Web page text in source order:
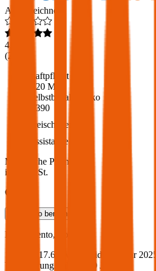
Ausgezeichnet
4,6
(216
Haftpflicht
€ 20 Mio.
Selbstbehalt Kasko
€ 390
Freischaden
Assistance
Monatliche Prämie
inkl. mVSt.
€ 112,58
Teilkasko berechnen
KIA
Sorento, Vollkasko
160 PS/117.6 KW, hybrid, Baujahr 2025,
Versicherungsnehmer 30 Jahre